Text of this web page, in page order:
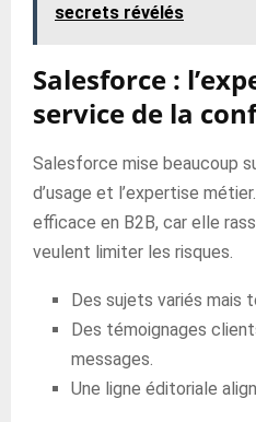
secrets révélés
Salesforce :
service de la
Salesforce mise beaucoup
d’usage et l’expertise
efficace en B2B, car elle
veulent limiter les risques.
Des sujets variés mais
Des témoignages
messages.
Une ligne éditoriale